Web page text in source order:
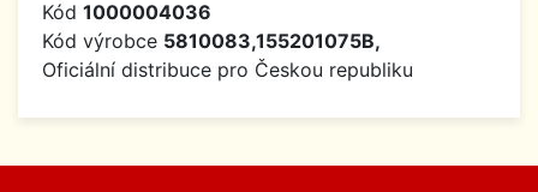
Kód 1000004036
Kód výrobce 5810083,155201075B,
Oficiální distribuce pro Českou republiku